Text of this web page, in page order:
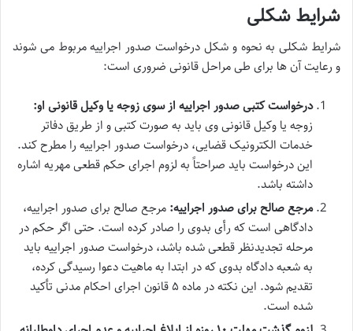
شرایط شکلی
شرایط شکلی به نحوه و شکل درخواست صدور اجراییه مربوط می شوند
و رعایت آن ها برای طی مراحل قانونی ضروری است:
درخواست کتبی صدور اجراییه از سوی زوجه یا وکیل قانونی او:
زوجه یا وکیل قانونی وی باید به صورت کتبی و از طریق دفاتر
خدمات الکترونیک قضایی، درخواست صدور اجراییه را مطرح کند.
این درخواست باید صراحتاً به لزوم اجرای حکم قطعی مهریه اشاره
داشته باشد.
مرجع صالح برای صدور اجراییه: مرجع صالح برای صدور اجراییه،
دادگاهی است که رأی بدوی را صادر کرده است. حتی اگر حکم در
مرحله تجدیدنظر قطعی شده باشد، درخواست صدور اجراییه باید
به شعبه دادگاه بدوی که در ابتدا به ماهیت دعوا رسیدگی کرده،
تقدیم شود. این نکته در ماده ۵ قانون اجرای احکام مدنی تأکید
شده است.